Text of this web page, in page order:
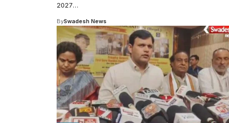
2027…
BySwadesh News